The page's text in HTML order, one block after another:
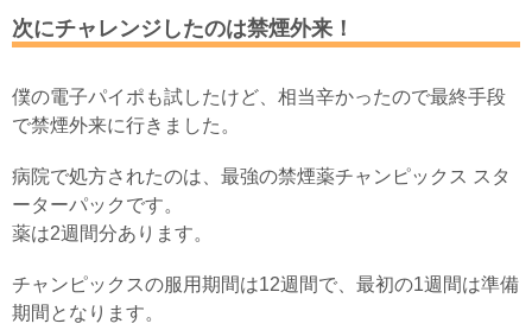
次にチャレンジしたのは禁煙外来！
僕の電子パイポも試したけど、相当辛かったので最終手段
で禁煙外来に行きました。
病院で処方されたのは、最強の禁煙薬チャンピックス スタ
ーターパックです。
薬は2週間分あります。
チャンピックスの服用期間は12週間で、最初の1週間は準備
期間となります。